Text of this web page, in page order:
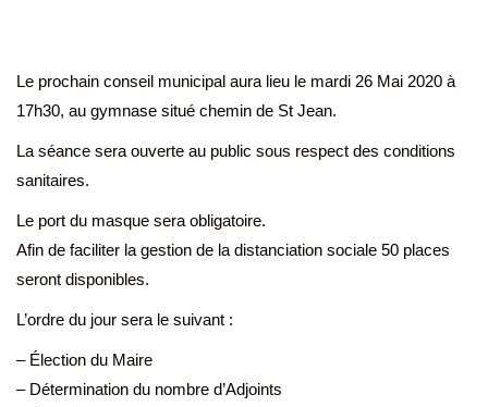
Le prochain conseil municipal aura lieu le mardi 26 Mai 2020 à
17h30, au gymnase situé chemin de St Jean.
La séance sera ouverte au public sous respect des conditions
sanitaires.
Le port du masque sera obligatoire.
Afin de faciliter la gestion de la distanciation sociale 50 places
seront disponibles.
L’ordre du jour sera le suivant :
– Élection du Maire
– Détermination du nombre d’Adjoints